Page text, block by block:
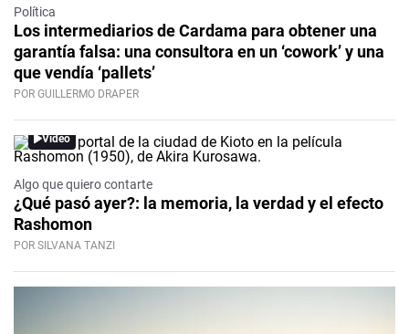
Política
Los intermediarios de Cardama para obtener una
garantía falsa: una consultora en un ‘cowork’ y una
que vendía ‘pallets’
POR GUILLERMO DRAPER
Video
Algo que quiero contarte
¿Qué pasó ayer?: la memoria, la verdad y el efecto
Rashomon
POR SILVANA TANZI